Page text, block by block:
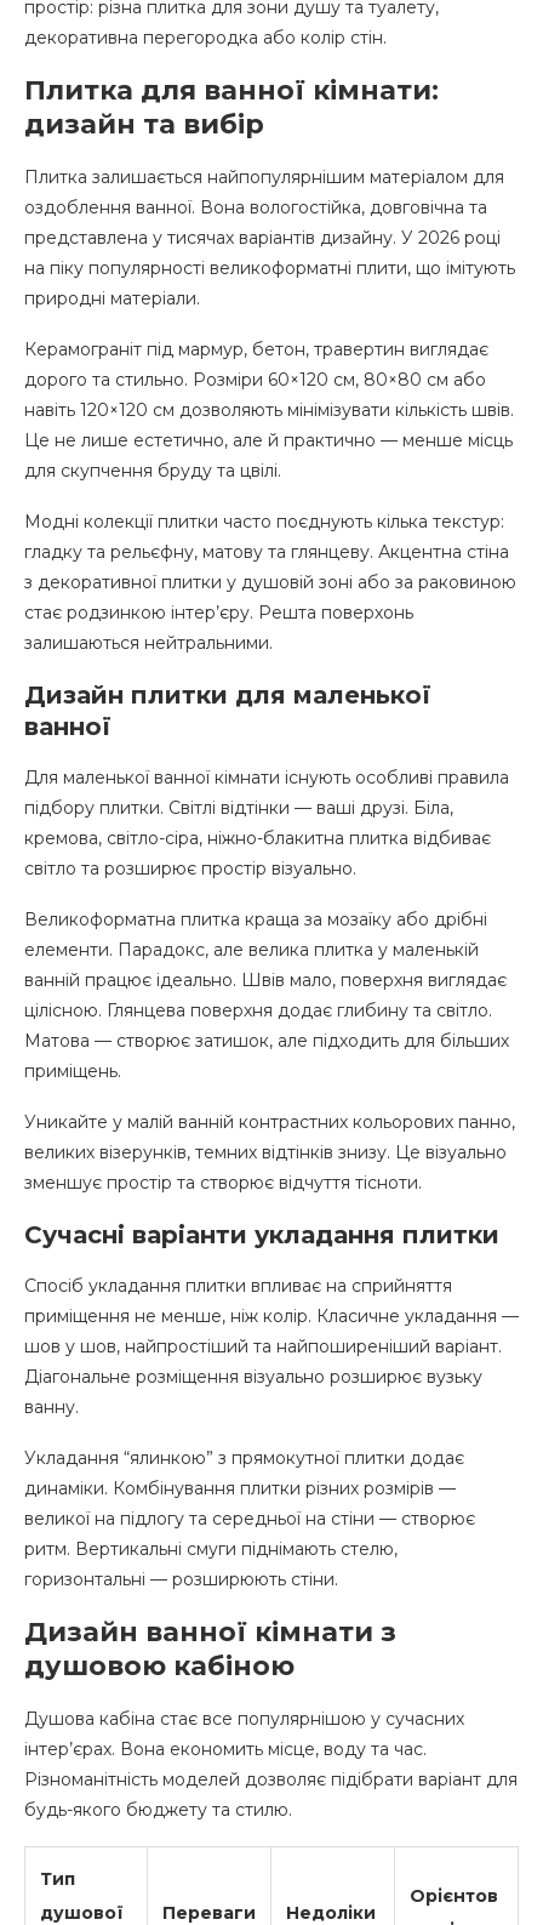
простір: різна плитка для зони душу та туалету,
декоративна перегородка або колір стін.
Плитка для ванної кімнати:
дизайн та вибір
Плитка залишається найпопулярнішим матеріалом для
оздоблення ванної. Вона вологостійка, довговічна та
представлена у тисячах варіантів дизайну. У 2026 році
на піку популярності великоформатні плити, що імітують
природні матеріали.
Керамограніт під мармур, бетон, травертин виглядає
дорого та стильно. Розміри 60×120 см, 80×80 см або
навіть 120×120 см дозволяють мінімізувати кількість швів.
Це не лише естетично, але й практично — менше місць
для скупчення бруду та цвілі.
Модні колекції плитки часто поєднують кілька текстур:
гладку та рельєфну, матову та глянцеву. Акцентна стіна
з декоративної плитки у душовій зоні або за раковиною
стає родзинкою інтер’єру. Решта поверхонь
залишаються нейтральними.
Дизайн плитки для маленької
ванної
Для маленької ванної кімнати існують особливі правила
підбору плитки. Світлі відтінки — ваші друзі. Біла,
кремова, світло-сіра, ніжно-блакитна плитка відбиває
світло та розширює простір візуально.
Великоформатна плитка краща за мозаїку або дрібні
елементи. Парадокс, але велика плитка у маленькій
ванній працює ідеально. Швів мало, поверхня виглядає
цілісною. Глянцева поверхня додає глибину та світло.
Матова — створює затишок, але підходить для більших
приміщень.
Уникайте у малій ванній контрастних кольорових панно,
великих візерунків, темних відтінків знизу. Це візуально
зменшує простір та створює відчуття тісноти.
Сучасні варіанти укладання плитки
Спосіб укладання плитки впливає на сприйняття
приміщення не менше, ніж колір. Класичне укладання —
шов у шов, найпростіший та найпоширеніший варіант.
Діагональне розміщення візуально розширює вузьку
ванну.
Укладання “ялинкою” з прямокутної плитки додає
динаміки. Комбінування плитки різних розмірів —
великої на підлогу та середньої на стіни — створює
ритм. Вертикальні смуги піднімають стелю,
горизонтальні — розширюють стіни.
Дизайн ванної кімнати з
душовою кабіною
Душова кабіна стає все популярнішою у сучасних
інтер’єрах. Вона економить місце, воду та час.
Різноманітність моделей дозволяє підібрати варіант для
будь-якого бюджету та стилю.
Тип
душової
Переваги Недоліки
Орієнтов